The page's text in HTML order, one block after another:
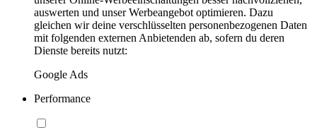
auswerten und unser Werbeangebot optimieren. Dazu
gleichen wir deine verschlüsselten personenbezogenen Daten
mit folgenden externen Anbietenden ab, sofern du deren
Dienste bereits nutzt:
Google Ads
Performance